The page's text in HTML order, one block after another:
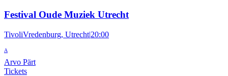
Festival Oude Muziek Utrecht
TivoliVredenburg, Utrecht|20:00
A
Arvo Pärt
Tickets